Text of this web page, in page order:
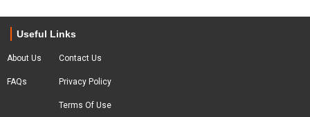
Useful Links
About Us
FAQs
Contact Us
Privacy Policy
Terms Of Use